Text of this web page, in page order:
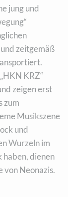
jung und
zeitgemäß
KRZ“
zeigen erst
zum
Musikszene
und
Wurzeln im
haben, dienen
Neonazis.